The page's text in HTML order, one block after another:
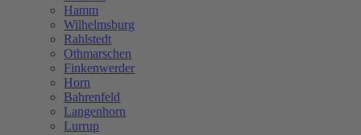
Hamm
Wilhelmsburg
Rahlstedt
Othmarschen
Finkenwerder
Horn
Bahrenfeld
Langenhorn
Lurrup